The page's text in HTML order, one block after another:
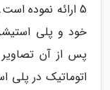
5 ارائه نموده
پس از آن
اتوماتیک در پلی